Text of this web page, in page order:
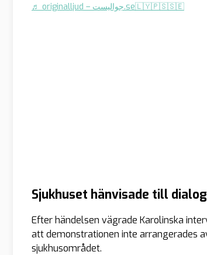
♬ originalljud – جواليست.se🇱🇾🇵🇸🇸🇪
Sjukhuset hänvisade till dialog
Efter händelsen vägrade Karolinska
att demonstrationen inte arrangerades
sjukhusområdet.